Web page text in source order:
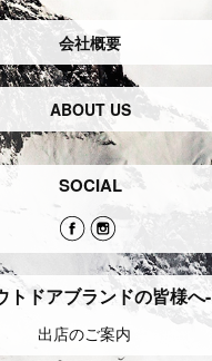
会社概要
ABOUT US
SOCIAL
トドアブランドの皆様へ-
出店のご案内